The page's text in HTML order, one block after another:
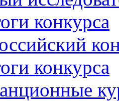
конкурса
конкурса